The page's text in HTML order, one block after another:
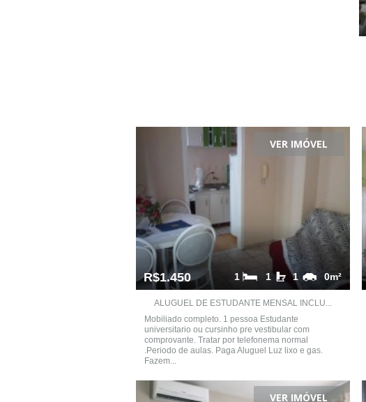
VER IMÓVEL
R$1.450 0m²
1
1
1
ALUGUEL DE ESTUDANTE MENSAL INCLU...
Mobiliado completo. 1 pessoa Estudante
universitario ou cursinho pre vestibular com
comprovante. Tratar por telefonema normal
.Periodo de aulas. Paga Aluguel Luz lixo e gas.
Fazem...
VER IMÓVEL